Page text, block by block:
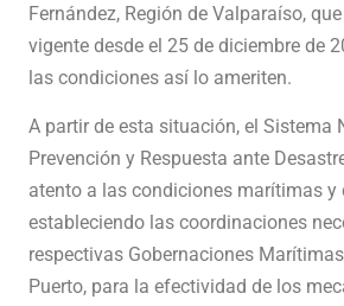
Fernández, Región de Valparaíso,
vigente desde el 25 de diciembre de
las condiciones así lo ameriten.
A partir de esta situación, el Sistema
Prevención y Respuesta ante
atento a las condiciones marítimas y
estableciendo las coordinaciones
respectivas Gobernaciones
Puerto, para la efectividad de los